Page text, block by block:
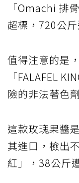
「Omachi 排
超標，720公
值得注意的是
「FALAFEL
險的非法著色
這款玫瑰果醬
其進口，檢出
紅」，38公斤